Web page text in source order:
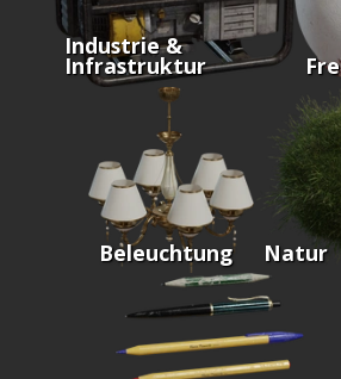
Industrie &
Infrastruktur
Beleuchtung Natur